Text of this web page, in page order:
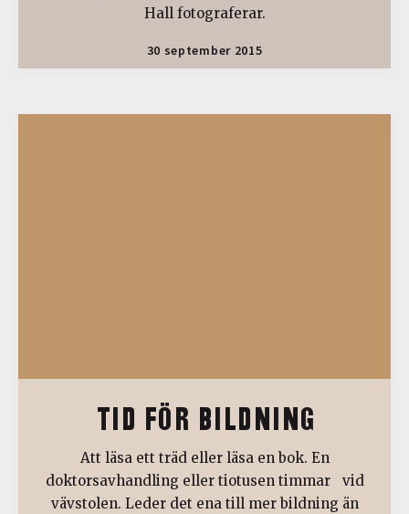
Hall fotograferar.
30 september 2015
TID FÖR BILDNING
Att läsa ett träd eller läsa en bok. En
doktorsavhandling eller tiotusen timmar vid
vävstolen. Leder det ena till mer bildning än